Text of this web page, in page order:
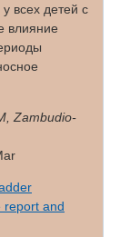
всех детей с
влияние
Zambudio-
report and